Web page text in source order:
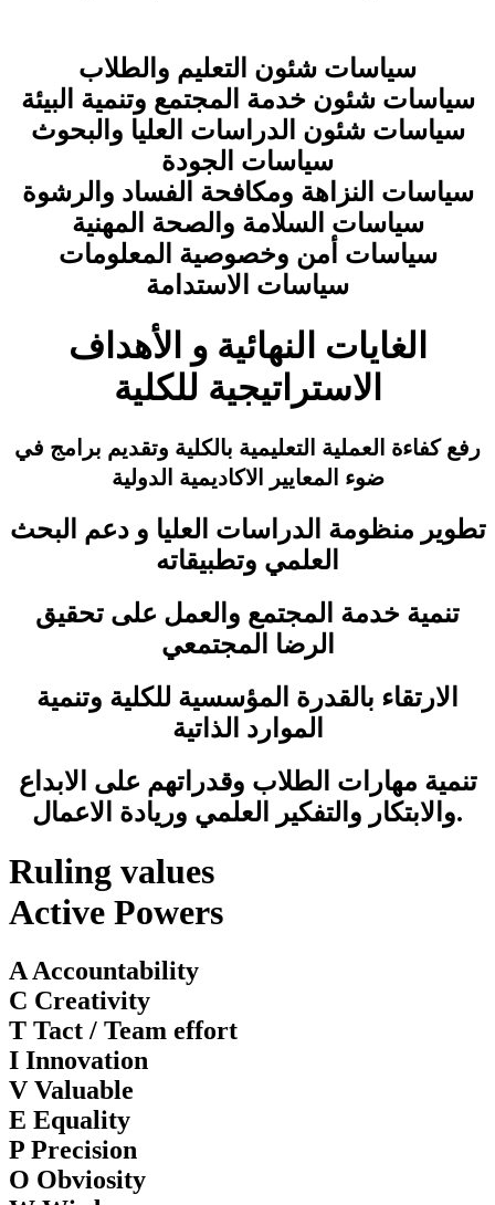
سياسات شئون التعليم والطلاب
سياسات شئون خدمة المجتمع وتنمية البيئة
سياسات شئون الدراسات العليا والبحوث
سياسات الجودة
سياسات النزاهة ومكافحة الفساد والرشوة
سياسات السلامة والصحة المهنية
سياسات أمن وخصوصية المعلومات
سياسات الاستدامة
الغايات النهائية و الأهداف
الاستراتيجية للكلية
رفع كفاءة العملية التعليمية بالكلية وتقديم برامج في
ضوء المعايير الاكاديمية الدولية
تطوير منظومة الدراسات العليا و دعم البحث
العلمي وتطبيقاته
تنمية خدمة المجتمع والعمل على تحقيق
الرضا المجتمعي
الارتقاء بالقدرة المؤسسية للكلية وتنمية
الموارد الذاتية
تنمية مهارات الطلاب وقدراتهم على الابداع
والابتكار والتفكير العلمي وريادة الاعمال.
Ruling values
Active Powers
A Accountability
C Creativity
T Tact / Team effort
I Innovation
V Valuable
E Equality
P Precision
O Obviosity